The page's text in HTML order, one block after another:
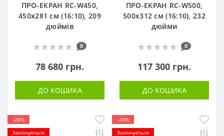
ПРО-ЕКРАН RC-W450,
450х281 см (16:10), 209
дюймів
0
78 680 грн.
ДО КОШИКА
ПРО-ЕКРАН RC-W500,
500х312 см (16:10), 232
дюйми
0
117 300 грн.
ДО КОШИКА
-20%
Закінчується
-20%
Закінчується